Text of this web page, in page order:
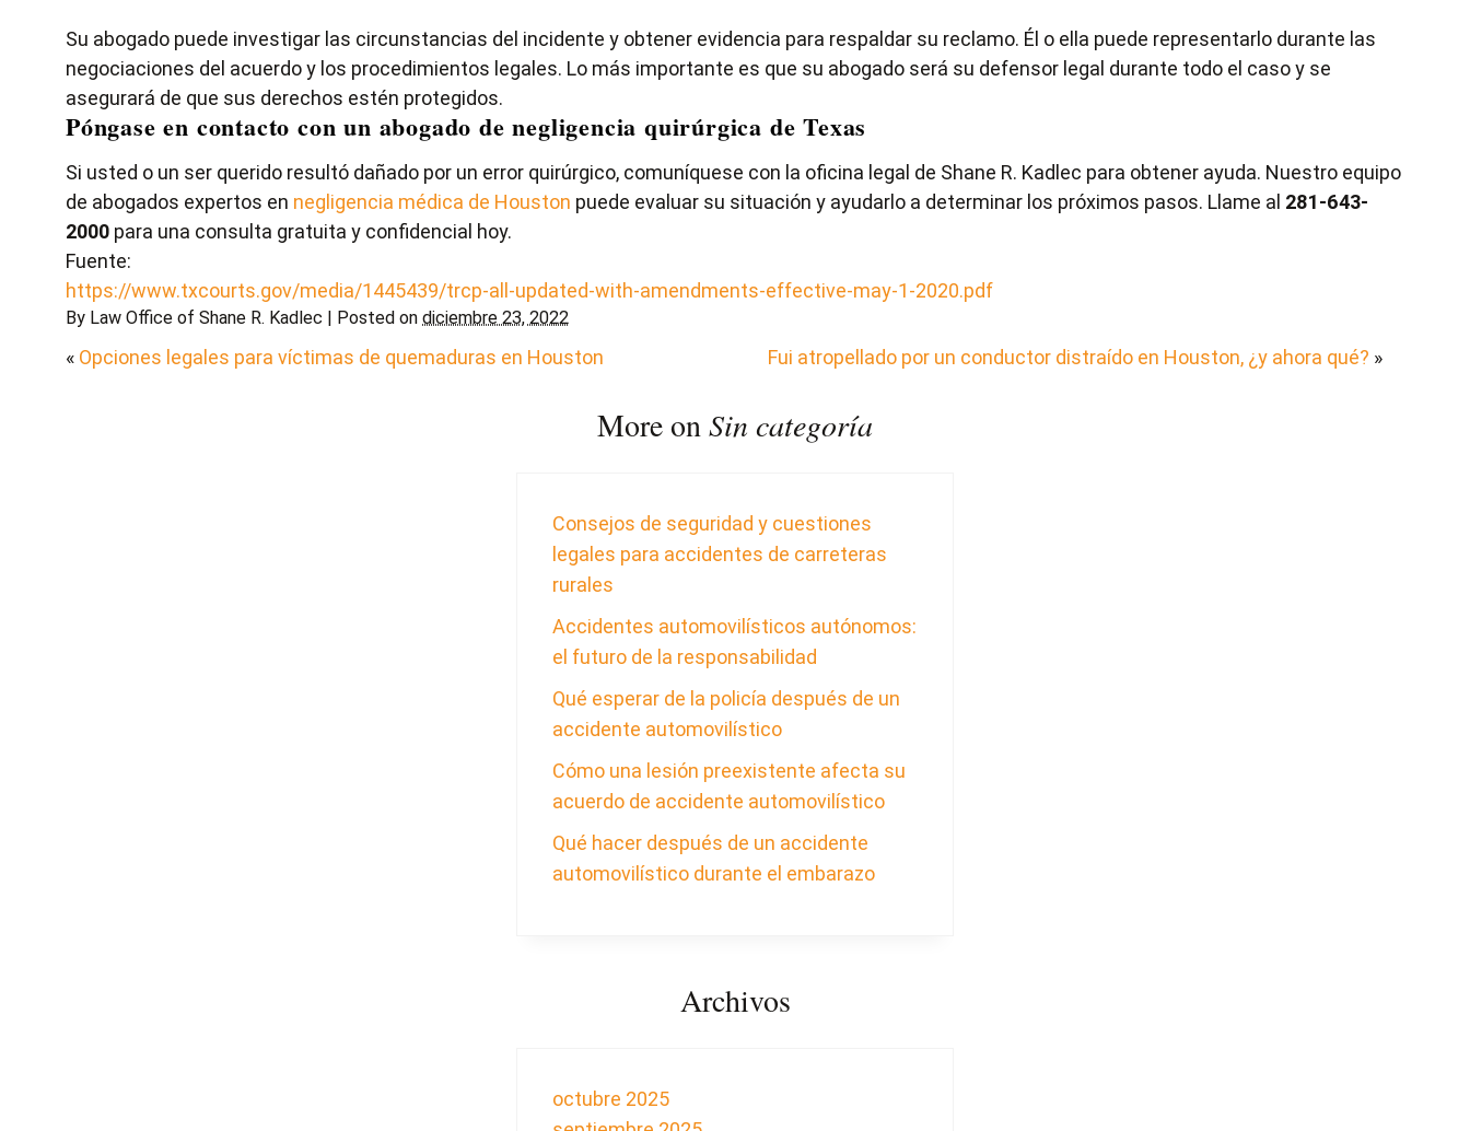
Su abogado puede investigar las circunstancias del incidente y obtener evidencia para respaldar su reclamo. Él o ella puede representarlo durante las
negociaciones del acuerdo y los procedimientos legales. Lo más importante es que su abogado será su defensor legal durante todo el caso y se
asegurará de que sus derechos estén protegidos.
Póngase en contacto con un abogado de negligencia quirúrgica de Texas
Si usted o un ser querido resultó dañado por un error quirúrgico, comuníquese con la oficina legal de Shane R. Kadlec para obtener ayuda. Nuestro equipo
de abogados expertos en negligencia médica de Houston puede evaluar su situación y ayudarlo a determinar los próximos pasos. Llame al 281-643-
2000 para una consulta gratuita y confidencial hoy.
Fuente:
https://www.txcourts.gov/media/1445439/trcp-all-updated-with-amendments-effective-may-1-2020.pdf
By Law Office of Shane R. Kadlec | Posted on diciembre 23, 2022
« Opciones legales para víctimas de quemaduras en Houston Fui atropellado por un conductor distraído en Houston, ¿y ahora qué? »
More onSin categoría
Consejos de seguridad y cuestiones
legales para accidentes de carreteras
rurales
Accidentes automovilísticos autónomos:
el futuro de la responsabilidad
Qué esperar de la policía después de un
accidente automovilístico
Cómo una lesión preexistente afecta su
acuerdo de accidente automovilístico
Qué hacer después de un accidente
automovilístico durante el embarazo
Archivos
octubre 2025